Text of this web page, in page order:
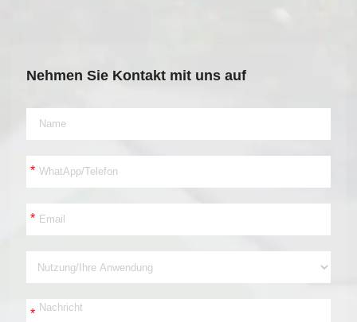
Nehmen Sie Kontakt mit uns auf
*
*
*